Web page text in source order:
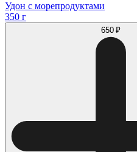
Удон с морепродуктами
350 г
650 ₽